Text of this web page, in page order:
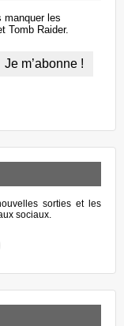
manquer les
Tomb Raider.
sorties et les
sociaux.